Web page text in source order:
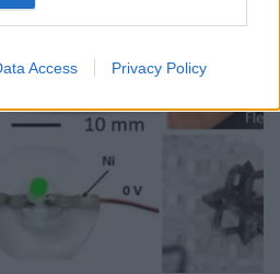
Access Privacy Policy